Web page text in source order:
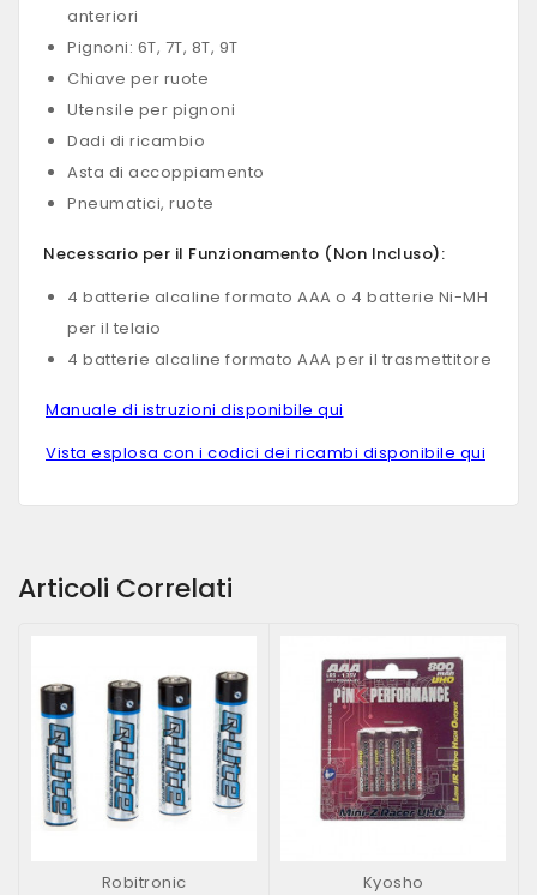
anteriori
Pignoni: 6T, 7T, 8T, 9T
Chiave per ruote
Utensile per pignoni
Dadi di ricambio
Asta di accoppiamento
Pneumatici, ruote
Necessario per il Funzionamento (Non Incluso):
4 batterie alcaline formato AAA o 4 batterie Ni-MH
per il telaio
4 batterie alcaline formato AAA per il trasmettitore
Manuale di istruzioni disponibile qui
Vista esplosa con i codici dei ricambi disponibile qui
Articoli Correlati
Robitronic Kyosho